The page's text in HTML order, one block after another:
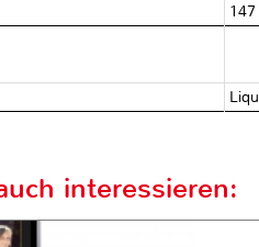
147
interessieren: